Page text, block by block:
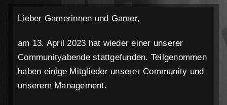
Lieber Gamerinnen und Gamer,
am 13. April 2023 hat wieder einer unserer
Communityabende stattgefunden. Teilgenommen
haben einige Mitglieder unserer Community und
unserem Management.